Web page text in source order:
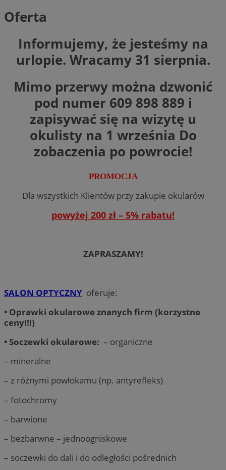
Oferta
Informujemy, że jesteśmy na
urlopie. Wracamy 31 sierpnia.
Mimo przerwy można dzwonić
pod numer 609 898 889 i
zapisywać się na wizytę u
okulisty na 1 września Do
zobaczenia po powrocie!
PROMOCJA
Dla wszystkich Klientów przy zakupie okularów
powyżej 200 zł – 5% rabatu!
ZAPRASZAMY!
SALON OPTYCZNY oferuje:
• Oprawki okularowe znanych firm (korzystne
ceny!!!)
• Soczewki okularowe: – organiczne
– mineralne
– z różnymi powłokamu (np. antyrefleks)
– fotochromy
– barwione
– bezbarwne – jednoogniskowe
– soczewki do dali i do odległości pośrednich